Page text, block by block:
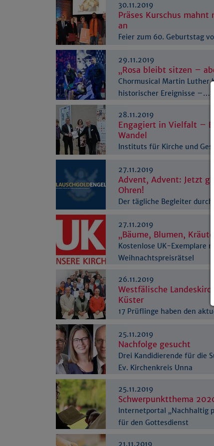
30.11.2019
Präses Kurschus mahnt
an
Feier zum 60. Geburtstag
29.11.2019
„Rosa bleibt sitzen –
Chormusical Martin
historischer Ereignisse –…
28.11.2019
Engagiert in Vielfalt –
Wandel
Instituts für Kirche und
27.11.2019
Advent, Advent: Jetzt
Ohren!
Der tägliche Begleiter
27.11.2019
„Bäume, Blumen,
Kostenlose UK-Exemplare
Weihnachtspreisrätsel
26.11.2019
Westfälische
Küster
17 Prüflinge haben den
25.11.2019
Nachfolge gesucht
Drei Kandidierende für die
Ev. Kirchenkreis Unna
25.11.2019
Schwerpunktthema
Internetportal „Nachhaltig
für den Gottesdienst
21.11.2019